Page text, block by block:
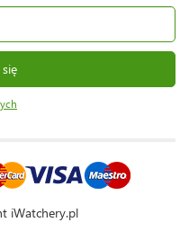
iWatchery.pl